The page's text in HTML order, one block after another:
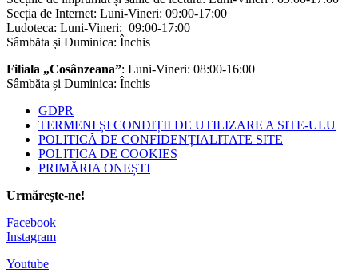
Secția de Internet: Luni-Vineri: 09:00-17:00
Ludoteca: Luni-Vineri: 09:00-17:00
Sâmbăta și Duminica: Închis
Filiala „Cosânzeana”: Luni-Vineri: 08:00-16:00
Sâmbăta și Duminica: Închis
GDPR
TERMENI ȘI CONDIȚII DE UTILIZARE A SITE-ULU
POLITICĂ DE CONFIDENȚIALITATE SITE
POLITICA DE COOKIES
PRIMĂRIA ONEȘTI
Urmărește-ne!
Facebook
Instagram
Youtube